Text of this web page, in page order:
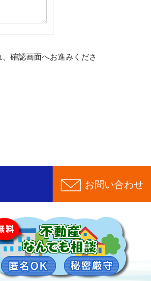
確認画面へお進みくださ
お問い合わせ